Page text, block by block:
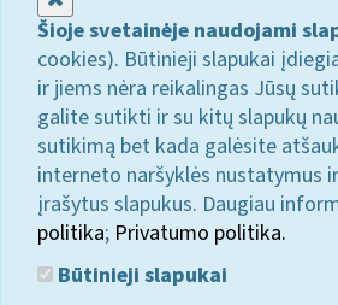
Šioje svetainėje naudojami
cookies). Būtinieji slapukai
ir jiems nėra reikalingas Jūsų
galite sutikti ir su kitų slapukų
sutikimą bet kada galėsite
interneto naršyklės nustatymus
įrašytus slapukus. Daugiau
politika; Privatumo politika.
Būtinieji slapukai